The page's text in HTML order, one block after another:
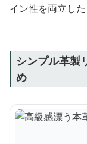
イン性を両立した
シンプル革製
め